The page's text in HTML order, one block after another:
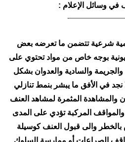
في وسائل الإعلام :
شرعية تتضمن ما تعرضه بعض
بوجه خاص من مواد تحتوي على
والسادية والعدوان بشكل
في الأفق ما يبشر بنمط تنازلي
والمشاهدة المثمرة لمشاهد العنف
والمواقف المركبة تؤدي على المدى
بالخطر والى قبول العنف كوسيلة
الصراعات أو ممارسة السلوك